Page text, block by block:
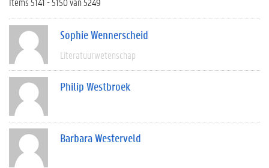
Sophie Wennerscheid
Literatuurwetenschap
Philip Westbroek
Barbara Westerveld